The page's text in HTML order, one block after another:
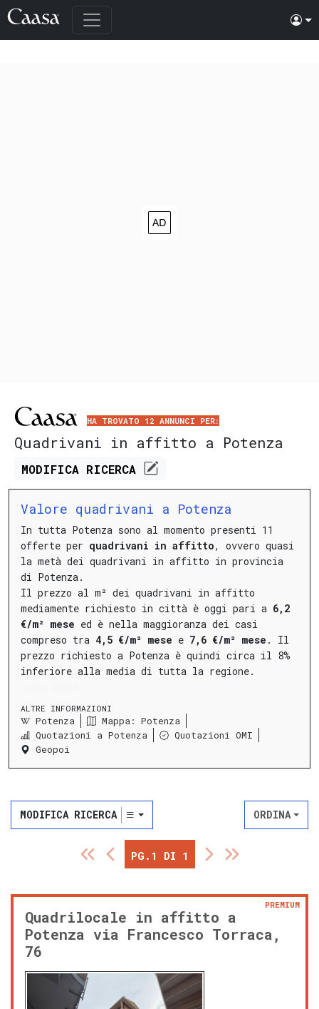
HA TROVATO 12 ANNUNCI PER:
Quadrivani in affitto a Potenza
MODIFICA RICERCA
Valore quadrivani a Potenza
In tutta Potenza sono al momento presenti 11
offerte per quadrivani in affitto, ovvero quasi
la metà dei quadrivani in affitto in provincia
di Potenza.
Il prezzo al m² dei quadrivani in affitto
mediamente richiesto in città è oggi pari a 6,2
€/m² mese ed è nella maggioranza dei casi
compreso tra 4,5 €/m² mese e 7,6 €/m² mese . Il
prezzo richiesto a Potenza è quindi circa il 8%
inferiore alla media di tutta la regione.
ALTRE INFORMAZIONI
Potenza
Mappa: Potenza
Quotazioni a Potenza
Quotazioni OMI
Geopoi
MODIFICA RICERCA ORDINA
PG.1 DI 1
Quadrilocale in affitto a
Potenza via Francesco Torraca,
76
PREMIUM